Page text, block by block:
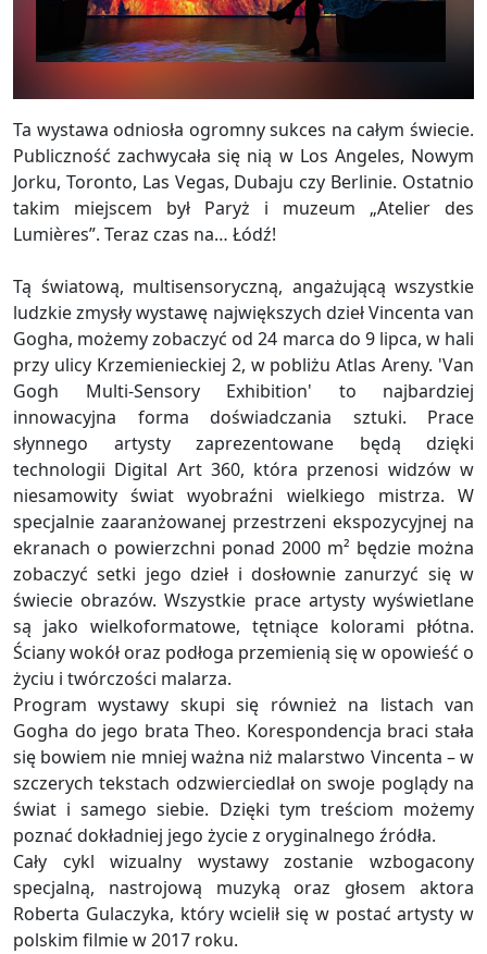
Ta wystawa odniosła ogromny sukces na całym świecie.
Publiczność zachwycała się nią w Los Angeles, Nowym
Jorku, Toronto, Las Vegas, Dubaju czy Berlinie. Ostatnio
takim miejscem był Paryż i muzeum „Atelier des
Lumières”. Teraz czas na… Łódź!
Tą światową, multisensoryczną, angażującą wszystkie
ludzkie zmysły wystawę największych dzieł Vincenta van
Gogha, możemy zobaczyć od 24 marca do 9 lipca, w hali
przy ulicy Krzemienieckiej 2, w pobliżu Atlas Areny. 'Van
Gogh Multi-Sensory Exhibition' to najbardziej
innowacyjna forma doświadczania sztuki. Prace
słynnego artysty zaprezentowane będą dzięki
technologii Digital Art 360, która przenosi widzów w
niesamowity świat wyobraźni wielkiego mistrza. W
specjalnie zaaranżowanej przestrzeni ekspozycyjnej na
ekranach o powierzchni ponad 2000 m² będzie można
zobaczyć setki jego dzieł i dosłownie zanurzyć się w
świecie obrazów. Wszystkie prace artysty wyświetlane
są jako wielkoformatowe, tętniące kolorami płótna.
Ściany wokół oraz podłoga przemienią się w opowieść o
życiu i twórczości malarza.
Program wystawy skupi się również na listach van
Gogha do jego brata Theo. Korespondencja braci stała
się bowiem nie mniej ważna niż malarstwo Vincenta – w
szczerych tekstach odzwierciedlał on swoje poglądy na
świat i samego siebie. Dzięki tym treściom możemy
poznać dokładniej jego życie z oryginalnego źródła.
Cały cykl wizualny wystawy zostanie wzbogacony
specjalną, nastrojową muzyką oraz głosem aktora
Roberta Gulaczyka, który wcielił się w postać artysty w
polskim filmie w 2017 roku.